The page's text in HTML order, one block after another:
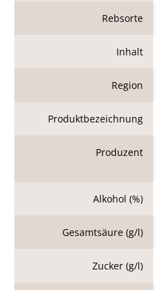
Rebsorte
Inhalt
Region
Produktbezeichnung
Produzent
Alkohol (%)
Gesamtsäure (g/l)
Zucker (g/l)